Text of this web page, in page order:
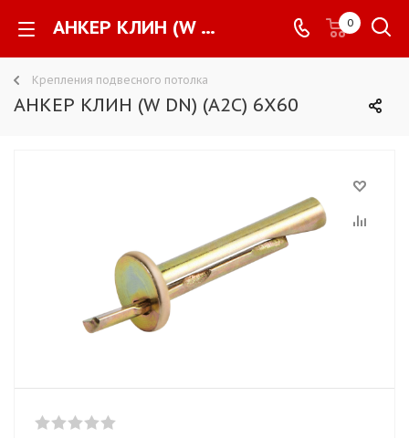
АНКЕР КЛИН (W DN) (A2C) 6X60 - 0
Крепления подвесного потолка
АНКЕР КЛИН (W DN) (A2C) 6X60